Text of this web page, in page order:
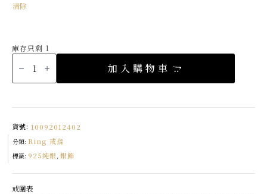
清除
庫存只剩 1
迷
亮
925
銀
Made
Spain
量
加入購物車
貨號: 10092012402
分類: Ring 戒指
標籤: 925純銀 , 銀飾
戒圍表